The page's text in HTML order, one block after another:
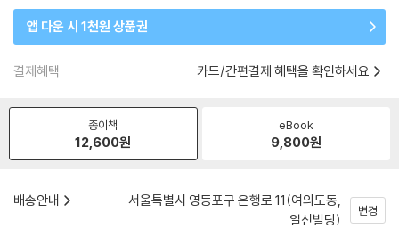
앱 다운 시 1천원 상품권
결제혜택 카드/간편결제 혜택을 확인하세요
종이책
12,600원
eBook
9,800원
배송안내
서울특별시 영등포구 은행로 11(여의도동,
일신빌딩)
변경